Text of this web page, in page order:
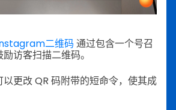
二维码 通过包含一个号召
访客扫描二维码。
以更改 QR 码附带的短命令，使其成